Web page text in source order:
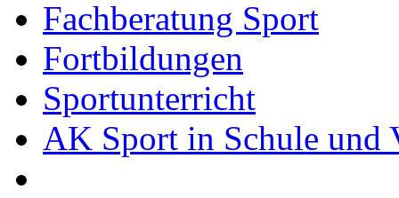
Fachberatung Sport
Fortbildungen
Sportunterricht
AK Sport in Schule und